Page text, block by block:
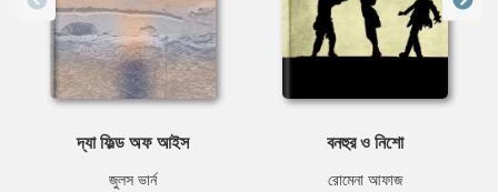
দ্যা ফিল্ড অফ আইস
জুলস ভার্ন
বনহুর ও নিশো
রোমেনা আফাজ